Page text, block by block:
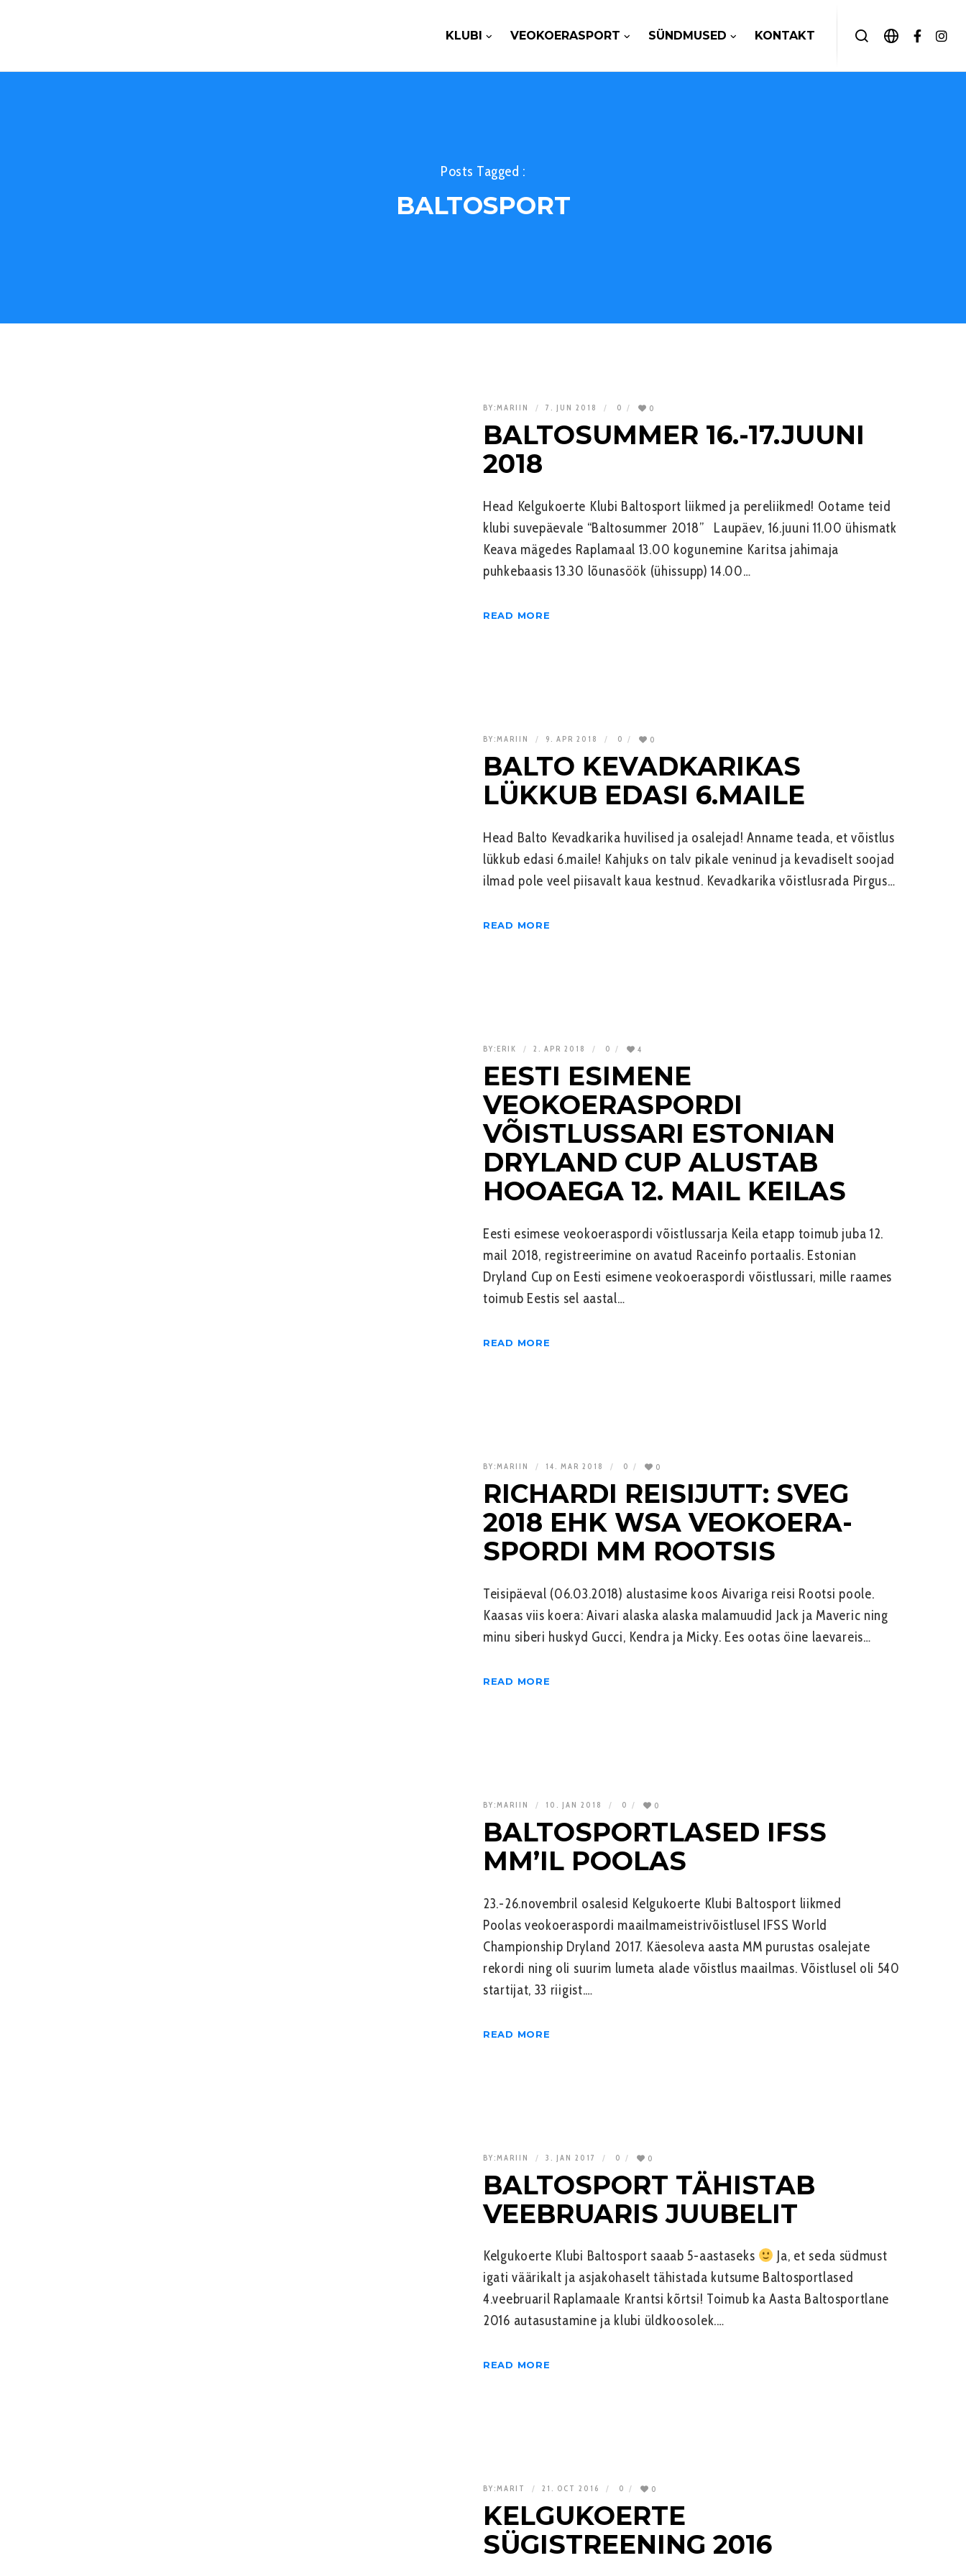
KLUBI VEOKOERASPORT SÜNDMUSED KONTAKT
Posts Tagged :
BALTOSPORT
BY:MARIIN 7. JUN 2018 0 0
BALTOSUMMER 16.-17.JUUNI
2018
Head Kelgukoerte Klubi Baltosport liikmed ja pereliikmed! Ootame teid
klubi suvepäevale “Baltosummer 2018” Laupäev, 16.juuni 11.00 ühismatk
Keava mägedes Raplamaal 13.00 kogunemine Karitsa jahimaja
puhkebaasis 13.30 lõunasöök (ühissupp) 14.00…
READ MORE
BY:MARIIN 9. APR 2018 0 0
BALTO KEVADKARIKAS
LÜKKUB EDASI 6.MAILE
Head Balto Kevadkarika huvilised ja osalejad! Anname teada, et võistlus
lükkub edasi 6.maile! Kahjuks on talv pikale veninud ja kevadiselt soojad
ilmad pole veel piisavalt kaua kestnud. Kevadkarika võistlusrada Pirgus…
READ MORE
BY: ERIK 2. APR 2018 0 4
EESTI ESIMENE
VEOKOERASPORDI
VÕISTLUSSARI ESTONIAN
DRYLAND CUP ALUSTAB
HOOAEGA 12. MAIL KEILAS
Eesti esimese veokoeraspordi võistlussarja Keila etapp toimub juba 12.
mail 2018, registreerimine on avatud Raceinfo portaalis. Estonian
Dryland Cup on Eesti esimene veokoeraspordi võistlussari, mille raames
toimub Eestis sel aastal…
READ MORE
BY:MARIIN 14. MAR 2018 0 0
RICHARDI REISIJUTT: SVEG
2018 EHK WSA VEOKOERA­
SPORDI MM ROOTSIS
Teisipäeval (06.03.2018) alustasime koos Aivariga reisi Rootsi poole.
Kaasas viis koera: Aivari alaska alaska malamuudid Jack ja Maveric ning
minu siberi huskyd Gucci, Kendra ja Micky. Ees ootas öine laevareis…
READ MORE
BY:MARIIN 10. JAN 2018 0 0
BALTO­SPORTLASED IFSS
MM’IL POOLAS
23.-26.novembril osalesid Kelgukoerte Klubi Baltosport liikmed
Poolas veokoeraspordi maailmameistrivõistlusel IFSS World
Championship Dryland 2017. Käesoleva aasta MM purustas osalejate
rekordi ning oli suurim lumeta alade võistlus maailmas. Võistlusel oli 540
startijat, 33 riigist.…
READ MORE
BY:MARIIN 3. JAN 2017 0 0
BALTOSPORT TÄHISTAB
VEEBRUARIS JUUBELIT
Kelgukoerte Klubi Baltosport saaab 5-aastaseks
Ja, et seda südmust
igati väärikalt ja asjakohaselt tähistada kutsume Baltosportlased
4.veebruaril Raplamaale Krantsi kõrtsi! Toimub ka Aasta Baltosportlane
2016 autasustamine ja klubi üldkoosolek.…
READ MORE
BY:MARIT 21. OCT 2016 0 0
KELGUKOERTE
SÜGISTREENING 2016